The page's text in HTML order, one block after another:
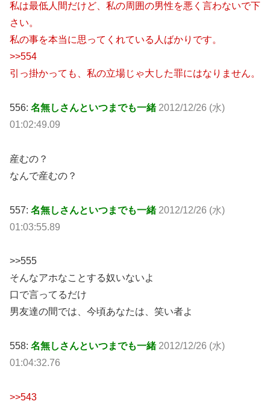
私は最低人間だけど、私の周囲の男性を悪く言わないで下
さい。
私の事を本当に思ってくれている人ばかりです。
>>554
引っ掛かっても、私の立場じゃ大した罪にはなりません。
556: 名無しさんといつまでも一緒 2012/12/26 (水)
01:02:49.09
産むの？
なんで産むの？
557: 名無しさんといつまでも一緒 2012/12/26 (水)
01:03:55.89
>>555
そんなアホなことする奴いないよ
口で言ってるだけ
男友達の間では、今頃あなたは、笑い者よ
558: 名無しさんといつまでも一緒 2012/12/26 (水)
01:04:32.76
>>543